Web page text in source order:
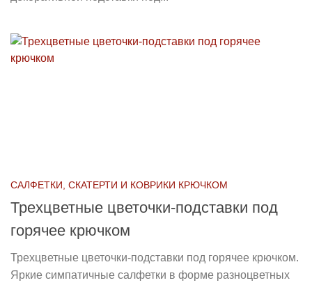
САЛФЕТКИ, СКАТЕРТИ И КОВРИКИ КРЮЧКОМ
Трехцветные цветочки-подставки под
горячее крючком
Трехцветные цветочки-подставки под горячее крючком.
Яркие симпатичные салфетки в форме разноцветных